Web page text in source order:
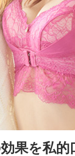
果を私